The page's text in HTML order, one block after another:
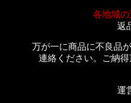
各地域
返
万が一に商品に不良品
連絡ください。ご納
運